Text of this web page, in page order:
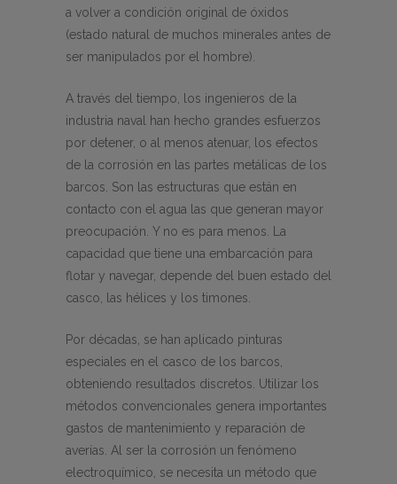
a volver a condición original de óxidos
(estado natural de muchos minerales antes de
ser manipulados por el hombre).
A través del tiempo, los ingenieros de la
industria naval han hecho grandes esfuerzos
por detener, o al menos atenuar, los efectos
de la corrosión en las partes metálicas de los
barcos. Son las estructuras que están en
contacto con el agua las que generan mayor
preocupación. Y no es para menos. La
capacidad que tiene una embarcación para
flotar y navegar, depende del buen estado del
casco, las hélices y los timones.
Por décadas, se han aplicado pinturas
especiales en el casco de los barcos,
obteniendo resultados discretos. Utilizar los
métodos convencionales genera importantes
gastos de mantenimiento y reparación de
averías. Al ser la corrosión un fenómeno
electroquímico, se necesita un método que